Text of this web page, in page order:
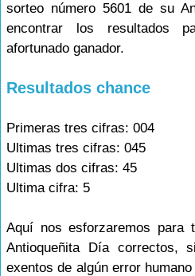
sorteo número 5601 de su
encontrar los resultados
afortunado ganador.
Resultados chance
Primeras tres cifras: 004
Ultimas tres cifras: 045
Ultimas dos cifras: 45
Ultima cifra: 5
Aquí nos esforzaremos para
Antioqueñita Día correctos,
exentos de algún error